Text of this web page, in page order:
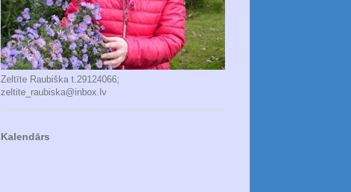
Zeltīte Raubiška t.29124066;
zeltite_raubiska@inbox.lv
Kalendārs